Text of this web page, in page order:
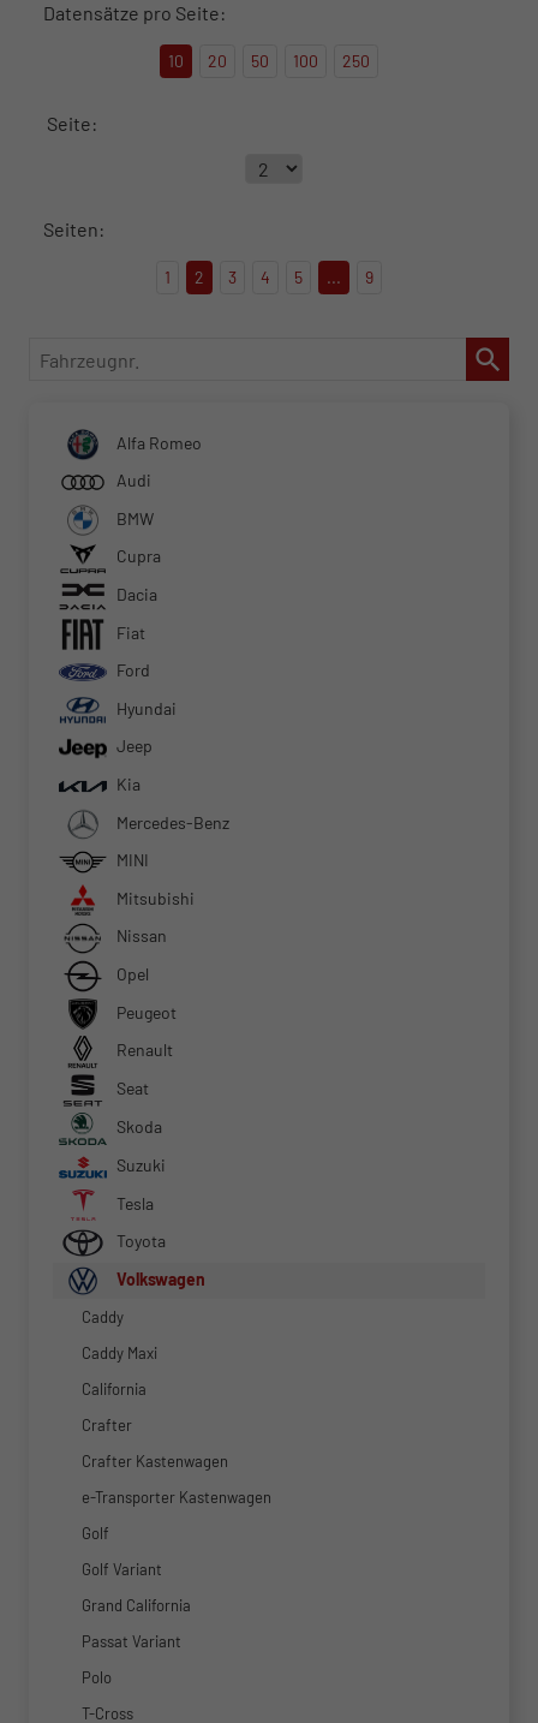
Datensätze pro Seite:
10 20 50 100 250
Seite:
Seiten:
1 2 3 4 5 ... 9
Fahrzeugnr.
Alfa Romeo
Audi
BMW
Cupra
Dacia
Fiat
Ford
Hyundai
Jeep
Kia
Mercedes-Benz
MINI
Mitsubishi
Nissan
Opel
Peugeot
Renault
Seat
Skoda
Suzuki
Tesla
Toyota
Volkswagen
Caddy
Caddy Maxi
California
Crafter
Crafter Kastenwagen
e-Transporter Kastenwagen
Golf
Golf Variant
Grand California
Passat Variant
Polo
T-Cross